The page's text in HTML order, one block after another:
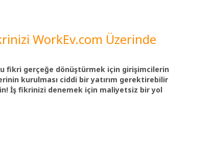
WorkEv.com Üzerinde
fikri gerçeğe dönüştürmek için girişimcilerin
kurulması ciddi bir yatırım gerektirebilir
İş fikrinizi denemek için maliyetsiz bir yol